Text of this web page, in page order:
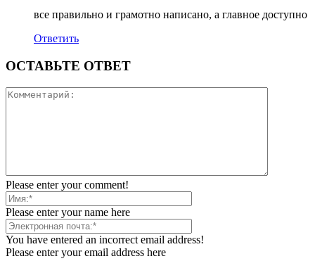
все правильно и грамотно написано, а главное доступно
Ответить
ОСТАВЬТЕ ОТВЕТ
Please enter your comment!
Please enter your name here
You have entered an incorrect email address!
Please enter your email address here